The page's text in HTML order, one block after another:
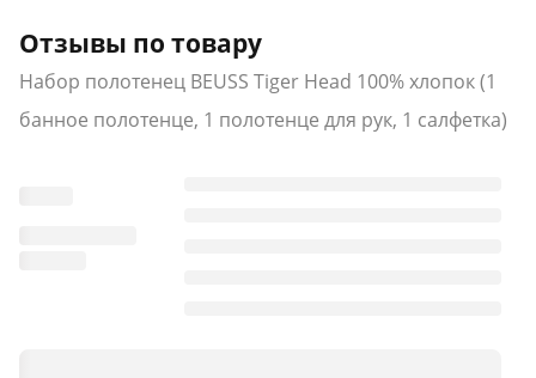
Отзывы по товару
Набор полотенец BEUSS Tiger Head 100% хлопок (1
банное полотенце, 1 полотенце для рук, 1 салфетка)